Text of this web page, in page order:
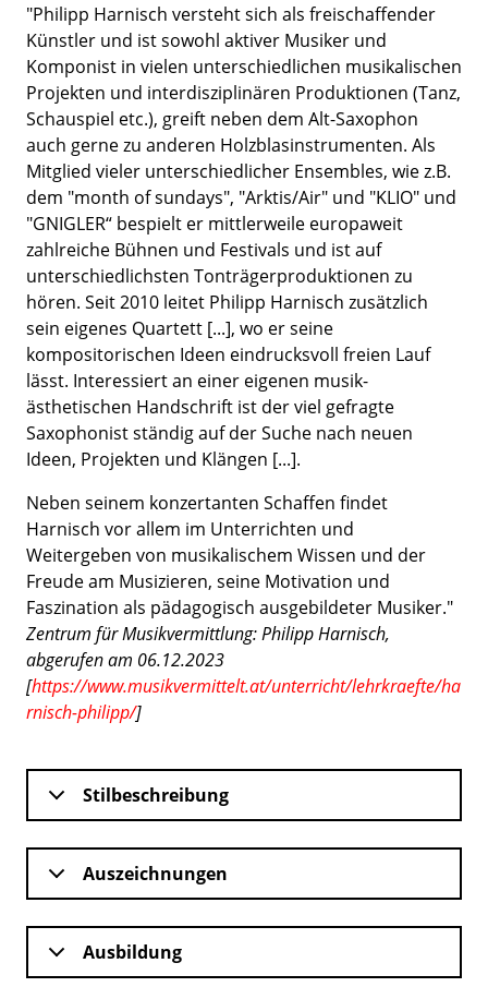
"Philipp Harnisch versteht sich als freischaffender
Künstler und ist sowohl aktiver Musiker und
Komponist in vielen unterschiedlichen musikalischen
Projekten und interdisziplinären Produktionen (Tanz,
Schauspiel etc.), greift neben dem Alt-Saxophon
auch gerne zu anderen Holzblasinstrumenten. Als
Mitglied vieler unterschiedlicher Ensembles, wie z.B.
dem "month of sundays", "Arktis/Air" und "KLIO" und
"GNIGLER“ bespielt er mittlerweile europaweit
zahlreiche Bühnen und Festivals und ist auf
unterschiedlichsten Tonträgerproduktionen zu
hören. Seit 2010 leitet Philipp Harnisch zusätzlich
sein eigenes Quartett [...], wo er seine
kompositorischen Ideen eindrucksvoll freien Lauf
lässt. Interessiert an einer eigenen musik-
ästhetischen Handschrift ist der viel gefragte
Saxophonist ständig auf der Suche nach neuen
Ideen, Projekten und Klängen [...].
Neben seinem konzertanten Schaffen findet
Harnisch vor allem im Unterrichten und
Weitergeben von musikalischem Wissen und der
Freude am Musizieren, seine Motivation und
Faszination als pädagogisch ausgebildeter Musiker."
Zentrum für Musikvermittlung: Philipp Harnisch,
abgerufen am 06.12.2023
[https://www.musikvermittelt.at/unterricht/lehrkraefte/ha
rnisch-philipp/]
Stilbeschreibung
Auszeichnungen
Ausbildung